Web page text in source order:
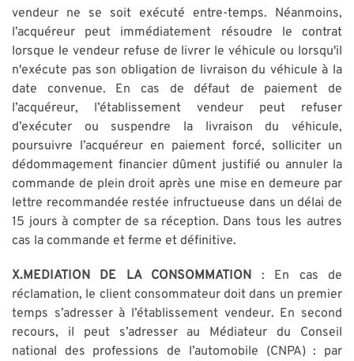
vendeur ne se soit exécuté entre-temps. Néanmoins,
l’acquéreur peut immédiatement résoudre le contrat
lorsque le vendeur refuse de livrer le véhicule ou lorsqu'il
n'exécute pas son obligation de livraison du véhicule à la
date convenue. En cas de défaut de paiement de
l’acquéreur, l’établissement vendeur peut refuser
d’exécuter ou suspendre la livraison du véhicule,
poursuivre l’acquéreur en paiement forcé, solliciter un
dédommagement financier dûment justifié ou annuler la
commande de plein droit après une mise en demeure par
lettre recommandée restée infructueuse dans un délai de
15 jours à compter de sa réception. Dans tous les autres
cas la commande et ferme et définitive.
X.MEDIATION DE LA CONSOMMATION : En cas de
réclamation, le client consommateur doit dans un premier
temps s’adresser à l’établissement vendeur. En second
recours, il peut s’adresser au Médiateur du Conseil
national des professions de l’automobile (CNPA) : par